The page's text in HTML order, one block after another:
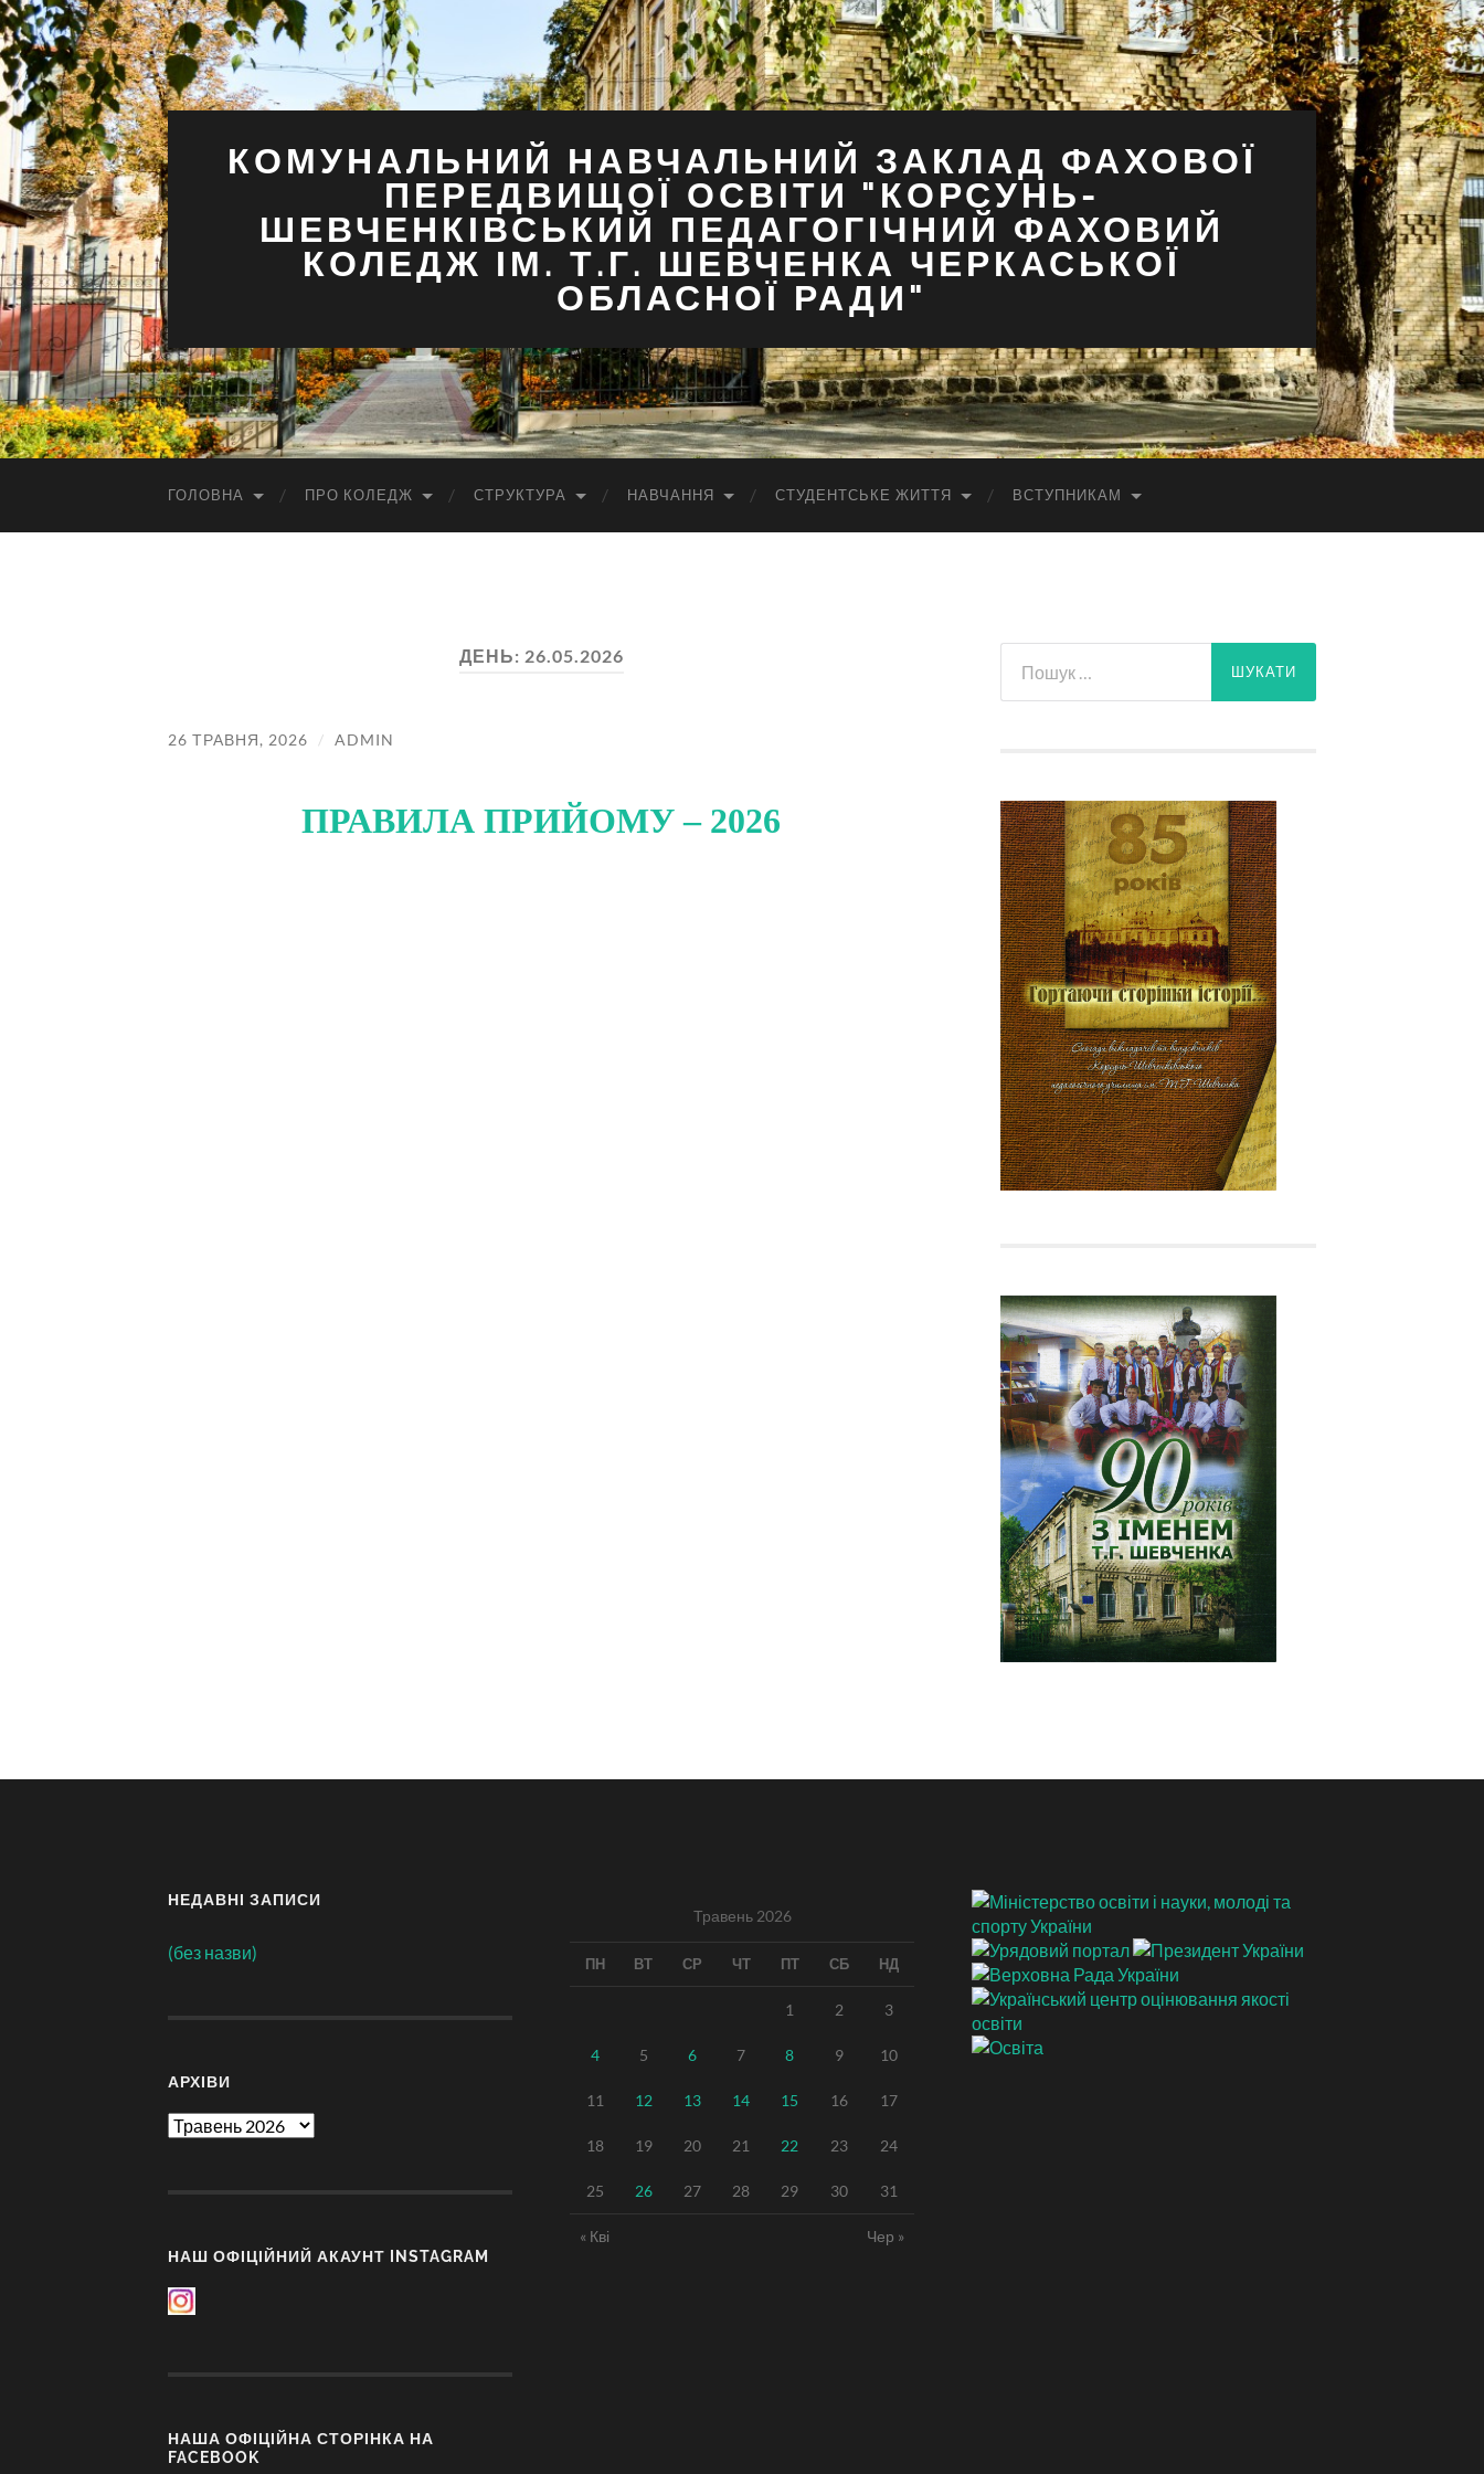
КОМУНАЛЬНИЙ НАВЧАЛЬНИЙ ЗАКЛАД ФАХОВОЇ
ПЕРЕДВИЩОЇ ОСВІТИ "КОРСУНЬ-
ШЕВЧЕНКІВСЬКИЙ ПЕДАГОГІЧНИЙ ФАХОВИЙ
КОЛЕДЖ ІМ. Т.Г. ШЕВЧЕНКА ЧЕРКАСЬКОЇ
ОБЛАСНОЇ РАДИ"
ГОЛОВНА ПРО КОЛЕДЖ СТРУКТУРА НАВЧАННЯ СТУДЕНТСЬКЕ ЖИТТЯ ВСТУПНИКАМ
ДЕНЬ: 26.05.2026
26 ТРАВНЯ, 2026 / ADMIN
ПРАВИЛА ПРИЙОМУ – 2026
НЕДАВНІ ЗАПИСИ
(без назви)
АРХІВИ
Архіви
НАШ ОФІЦІЙНИЙ АКАУНТ INSTAGRAM
НАША ОФІЦІЙНА СТОРІНКА НА
FACEBOOK
Травень 2026
ПН ВТ СР ЧТ ПТ СБ НД
1 2 3
4 5 6 7 8 9 10
11 12 13 14 15 16 17
18 19 20 21 22 23 24
25 26 27 28 29 30 31
« Кві Чер »